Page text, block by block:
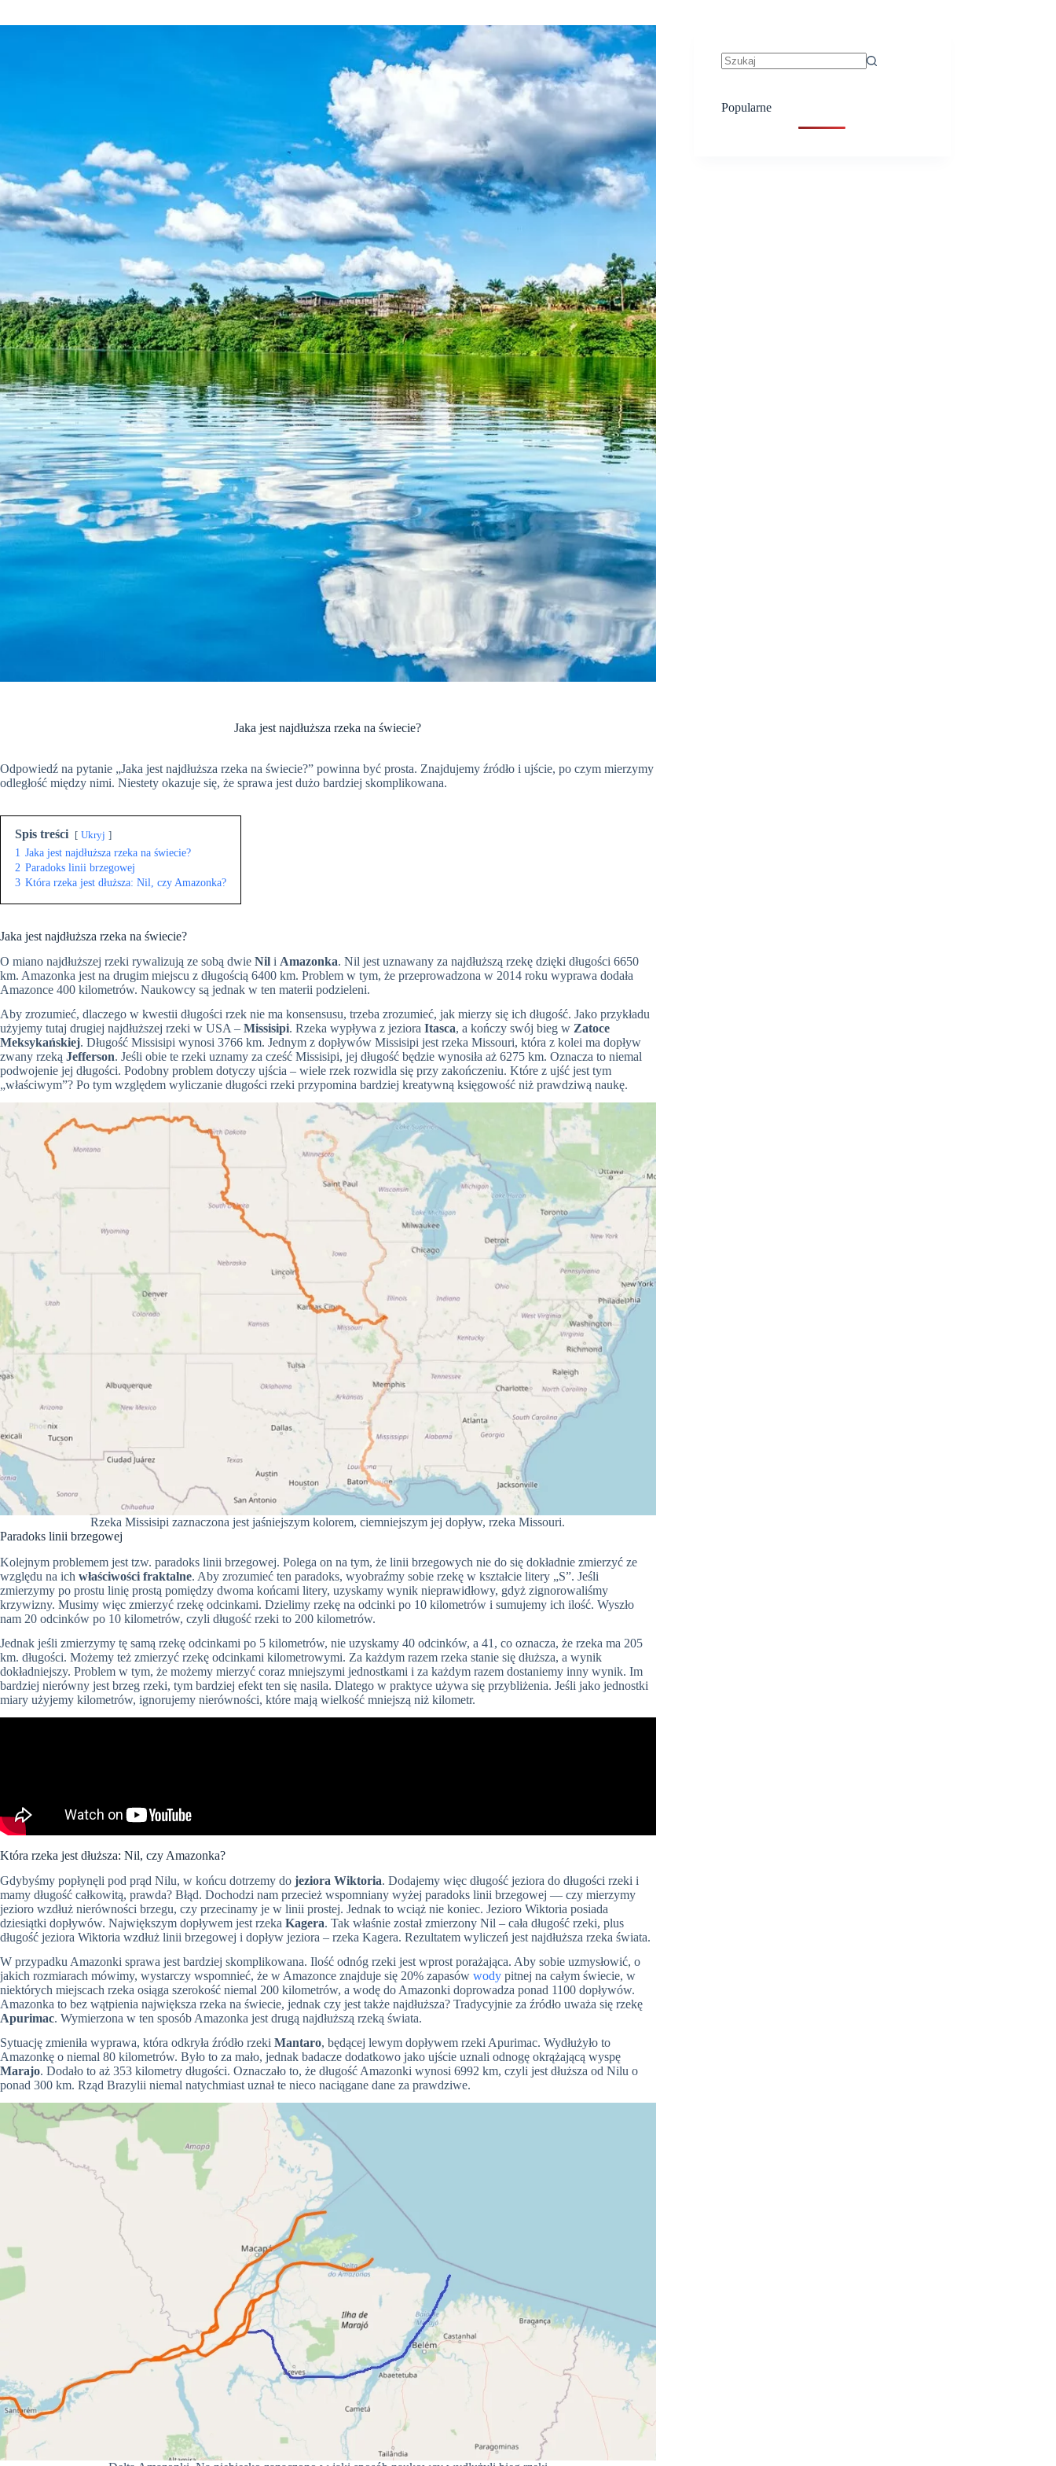
Jaka jest najdłuższa rzeka na świecie?
Odpowiedź na pytanie „Jaka jest najdłuższa rzeka na świecie?” powinna być prosta. Znajdujemy źródło i ujście, po czym mierzymy
odległość między nimi. Niestety okazuje się, że sprawa jest dużo bardziej skomplikowana.
Spis treści Ukryj
1 Jaka jest najdłuższa rzeka na świecie?
2 Paradoks linii brzegowej
3 Która rzeka jest dłuższa: Nil, czy Amazonka?
Jaka jest najdłuższa rzeka na świecie?
O miano najdłuższej rzeki rywalizują ze sobą dwie Nil i Amazonka. Nil jest uznawany za najdłuższą rzekę dzięki długości 6650
km. Amazonka jest na drugim miejscu z długością 6400 km. Problem w tym, że przeprowadzona w 2014 roku wyprawa dodała
Amazonce 400 kilometrów. Naukowcy są jednak w ten materii podzieleni.
Aby zrozumieć, dlaczego w kwestii długości rzek nie ma konsensusu, trzeba zrozumieć, jak mierzy się ich długość. Jako przykładu
użyjemy tutaj drugiej najdłuższej rzeki w USA – Missisipi. Rzeka wypływa z jeziora Itasca, a kończy swój bieg w Zatoce
Meksykańskiej. Długość Missisipi wynosi 3766 km. Jednym z dopływów Missisipi jest rzeka Missouri, która z kolei ma dopływ
zwany rzeką Jefferson. Jeśli obie te rzeki uznamy za cześć Missisipi, jej długość będzie wynosiła aż 6275 km. Oznacza to niemal
podwojenie jej długości. Podobny problem dotyczy ujścia – wiele rzek rozwidla się przy zakończeniu. Które z ujść jest tym
„właściwym”? Po tym względem wyliczanie długości rzeki przypomina bardziej kreatywną księgowość niż prawdziwą naukę.
Rzeka Missisipi zaznaczona jest jaśniejszym kolorem, ciemniejszym jej dopływ, rzeka Missouri.
Paradoks linii brzegowej
Kolejnym problemem jest tzw. paradoks linii brzegowej. Polega on na tym, że linii brzegowych nie do się dokładnie zmierzyć ze
względu na ich właściwości fraktalne. Aby zrozumieć ten paradoks, wyobraźmy sobie rzekę w kształcie litery „S”. Jeśli
zmierzymy po prostu linię prostą pomiędzy dwoma końcami litery, uzyskamy wynik nieprawidłowy, gdyż zignorowaliśmy
krzywizny. Musimy więc zmierzyć rzekę odcinkami. Dzielimy rzekę na odcinki po 10 kilometrów i sumujemy ich ilość. Wyszło
nam 20 odcinków po 10 kilometrów, czyli długość rzeki to 200 kilometrów.
Jednak jeśli zmierzymy tę samą rzekę odcinkami po 5 kilometrów, nie uzyskamy 40 odcinków, a 41, co oznacza, że rzeka ma 205
km. długości. Możemy też zmierzyć rzekę odcinkami kilometrowymi. Za każdym razem rzeka stanie się dłuższa, a wynik
dokładniejszy. Problem w tym, że możemy mierzyć coraz mniejszymi jednostkami i za każdym razem dostaniemy inny wynik. Im
bardziej nierówny jest brzeg rzeki, tym bardziej efekt ten się nasila. Dlatego w praktyce używa się przybliżenia. Jeśli jako jednostki
miary użyjemy kilometrów, ignorujemy nierówności, które mają wielkość mniejszą niż kilometr.
Która rzeka jest dłuższa: Nil, czy Amazonka?
Gdybyśmy popłynęli pod prąd Nilu, w końcu dotrzemy do jeziora Wiktoria. Dodajemy więc długość jeziora do długości rzeki i
mamy długość całkowitą, prawda? Błąd. Dochodzi nam przecież wspomniany wyżej paradoks linii brzegowej — czy mierzymy
jezioro wzdłuż nierówności brzegu, czy przecinamy je w linii prostej. Jednak to wciąż nie koniec. Jezioro Wiktoria posiada
dziesiątki dopływów. Największym dopływem jest rzeka Kagera. Tak właśnie został zmierzony Nil – cała długość rzeki, plus
długość jeziora Wiktoria wzdłuż linii brzegowej i dopływ jeziora – rzeka Kagera. Rezultatem wyliczeń jest najdłuższa rzeka świata.
W przypadku Amazonki sprawa jest bardziej skomplikowana. Ilość odnóg rzeki jest wprost porażająca. Aby sobie uzmysłowić, o
jakich rozmiarach mówimy, wystarczy wspomnieć, że w Amazonce znajduje się 20% zapasów wody pitnej na całym świecie, w
niektórych miejscach rzeka osiąga szerokość niemal 200 kilometrów, a wodę do Amazonki doprowadza ponad 1100 dopływów.
Amazonka to bez wątpienia największa rzeka na świecie, jednak czy jest także najdłuższa? Tradycyjnie za źródło uważa się rzekę
Apurimac. Wymierzona w ten sposób Amazonka jest drugą najdłuższą rzeką świata.
Sytuację zmieniła wyprawa, która odkryła źródło rzeki Mantaro, będącej lewym dopływem rzeki Apurimac. Wydłużyło to
Amazonkę o niemal 80 kilometrów. Było to za mało, jednak badacze dodatkowo jako ujście uznali odnogę okrążającą wyspę
Marajo. Dodało to aż 353 kilometry długości. Oznaczało to, że długość Amazonki wynosi 6992 km, czyli jest dłuższa od Nilu o
ponad 300 km. Rząd Brazylii niemal natychmiast uznał te nieco naciągane dane za prawdziwe.
Popularne